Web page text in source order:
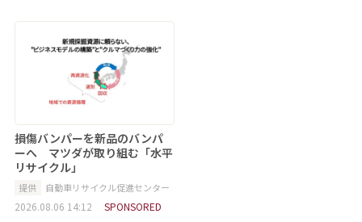
損傷バンパーを新品のバンパ
ーへ マツダが取り組む「水平
リサイクル」
提供 自動車リサイクル促進センター
2026.08.06 14:12 SPONSORED